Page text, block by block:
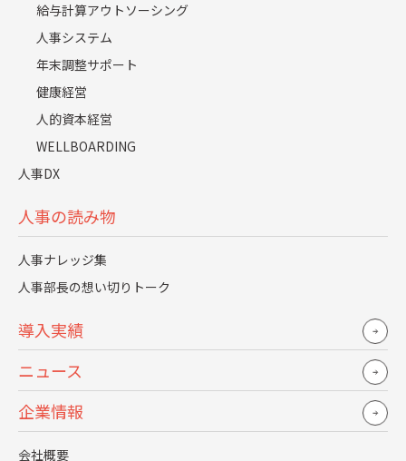
給与計算アウトソーシング
人事システム
年末調整サポート
健康経営
人的資本経営
WELLBOARDING
人事DX
人事の読み物
人事ナレッジ集
人事部長の想い切りトーク
導入実績
ニュース
企業情報
会社概要
続いて採用コンサルティングの主なサービス内容をご紹介
します。
採用コンサルティングでは主に以下のような支援を提供し
ています。
選考プロセスに関する支援
内定者フォローに関する支援
社内採用担当への教育
一つずつ見ていきましょう。
採用戦略に関する支援
採用コンサルティングのサービス内容において、中核とな
るのは採用戦略に関する支援です。
採用のプロの視点で自社の採用課題を分析し、その結果を
踏まえた採用戦略の策定や施策立案などを支援します。